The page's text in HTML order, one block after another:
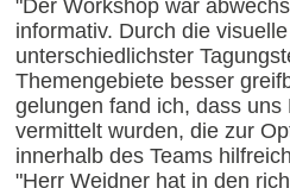
"Der Workshop war
informativ. Durch die
unterschiedlichster
Themengebiete besser
gelungen fand ich, dass uns
vermittelt wurden, die zur
innerhalb des Teams
"Herr Weidner hat in den